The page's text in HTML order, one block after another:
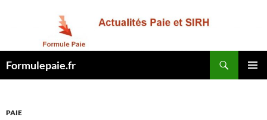
Formulepaie.fr
PAIE